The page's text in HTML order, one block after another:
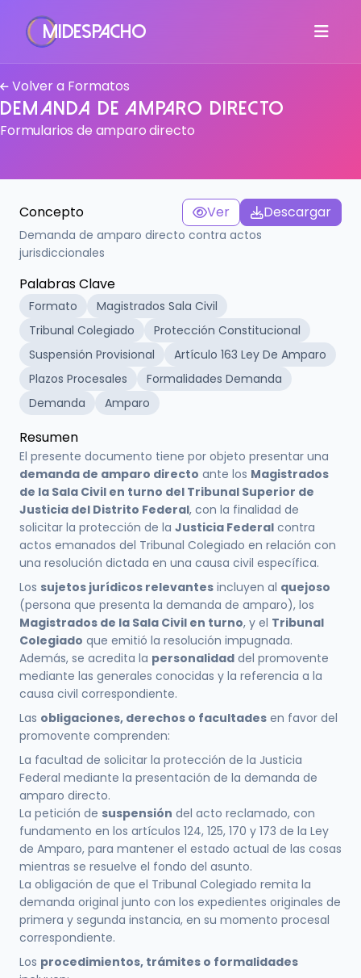
MiDespacho
Volver a Formatos
Demanda de Amparo Directo
Formularios de amparo directo
Concepto Ver Descargar
Demanda de amparo directo contra actos
jurisdiccionales
Palabras Clave
Formato
Magistrados Sala Civil
Tribunal Colegiado
Protección Constitucional
Suspensión Provisional
Artículo 163 Ley De Amparo
Plazos Procesales
Formalidades Demanda
Demanda
Amparo
Resumen
El presente documento tiene por objeto presentar una
demanda de amparo directo ante los Magistrados
de la Sala Civil en turno del Tribunal Superior de
Justicia del Distrito Federal, con la finalidad de
solicitar la protección de la Justicia Federal contra
actos emanados del Tribunal Colegiado en relación con
una resolución dictada en una causa civil específica.
Los sujetos jurídicos relevantes incluyen al quejoso
(persona que presenta la demanda de amparo), los
Magistrados de la Sala Civil en turno, y el Tribunal
Colegiado que emitió la resolución impugnada.
Además, se acredita la personalidad del promovente
mediante las generales conocidas y la referencia a la
causa civil correspondiente.
Las obligaciones, derechos o facultades en favor del
promovente comprenden:
La facultad de solicitar la protección de la Justicia
Federal mediante la presentación de la demanda de
amparo directo.
La petición de suspensión del acto reclamado, con
fundamento en los artículos 124, 125, 170 y 173 de la Ley
de Amparo, para mantener el estado actual de las cosas
mientras se resuelve el fondo del asunto.
La obligación de que el Tribunal Colegiado remita la
demanda original junto con los expedientes originales de
primera y segunda instancia, en su momento procesal
correspondiente.
Los procedimientos, trámites o formalidades